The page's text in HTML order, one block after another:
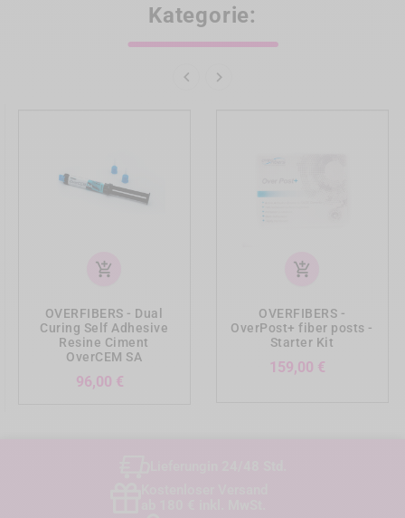
Kategorie:
 
add_shopping_cart
OVERFIBERS - Dual
Curing Self Adhesive
Resine Ciment
OverCEM SA
96,00 €
add_shopping_cart
OVERFIBERS -
OverPost+ fiber posts -
Starter Kit
159,00 €